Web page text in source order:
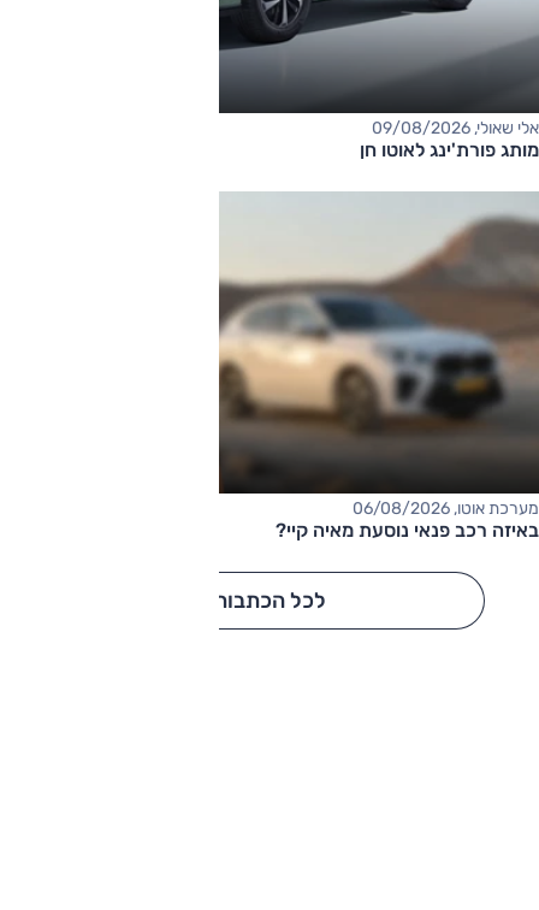
אלי שאולי, 09/08/2026
מותג פורת'ינג לאוטו חן
מערכת אוטו, 06/08/2026
באיזה רכב פנאי נוסעת מאיה קיי?
לכל הכתבות